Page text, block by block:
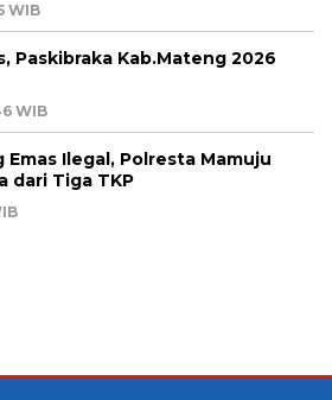
WIB
Paskibraka Kab.Mateng 2026
WIB
Ilegal, Polresta Mamuju
dari Tiga TKP